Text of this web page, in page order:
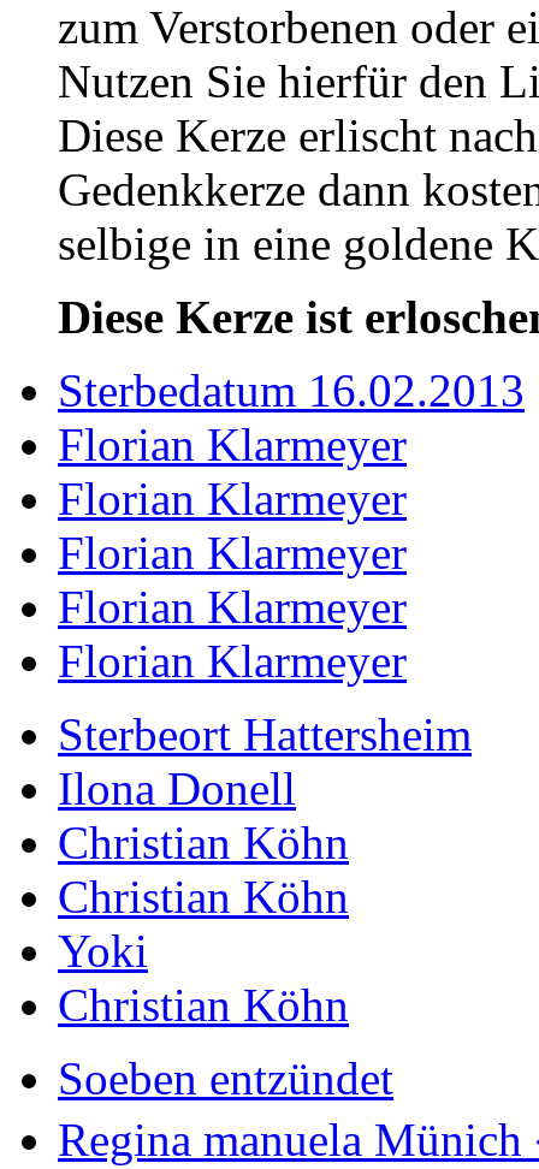
zum Verstorbenen oder
Nutzen Sie hierfür den
Diese Kerze erlischt
Gedenkkerze dann
selbige in eine goldene
Diese Kerze ist
Sterbedatum 16.02.2013
Florian Klarmeyer
Florian Klarmeyer
Florian Klarmeyer
Florian Klarmeyer
Florian Klarmeyer
Sterbeort Hattersheim
Ilona Donell
Christian Köhn
Christian Köhn
Yoki
Christian Köhn
Soeben entzündet
Regina manuela